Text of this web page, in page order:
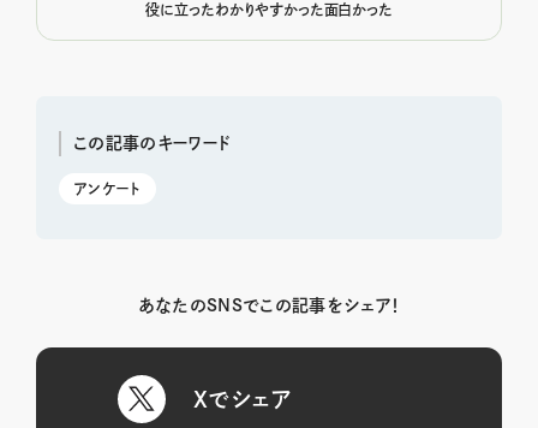
役に立ったわかりやすかった面白かった
この記事のキーワード
アンケート
あなたのSNSでこの記事をシェア！
Xでシェア